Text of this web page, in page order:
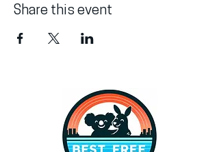
Share this event